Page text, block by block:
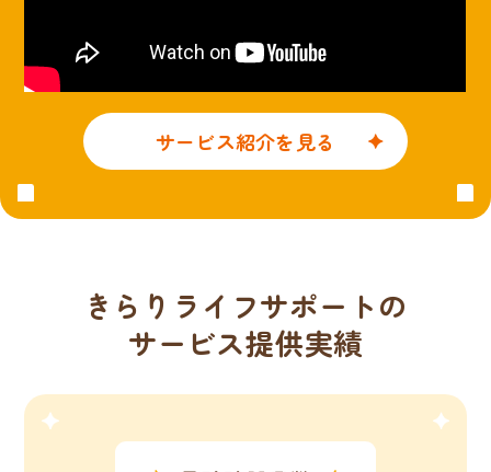
サービス紹介を見る
きらりライフサポートの
サービス提供実績